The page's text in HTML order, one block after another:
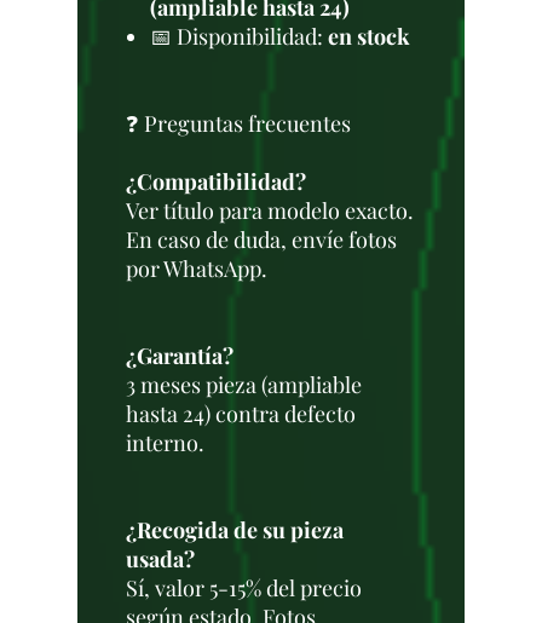
(ampliable hasta 24)
📅 Disponibilidad: en stock
❓ Preguntas frecuentes
¿Compatibilidad?
Ver título para modelo exacto.
En caso de duda, envíe fotos
por WhatsApp.
¿Garantía?
3 meses pieza (ampliable
hasta 24) contra defecto
interno.
¿Recogida de su pieza
usada?
Sí, valor 5-15% del precio
según estado. Fotos